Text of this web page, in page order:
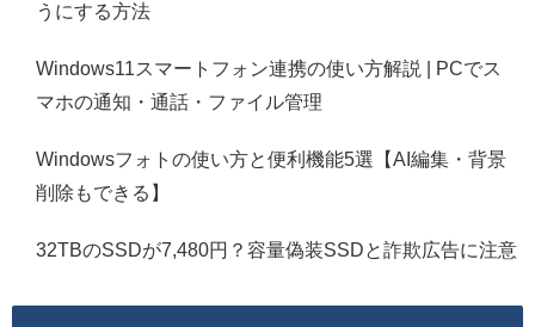
うにする方法
Windows11スマートフォン連携の使い方解説 | PCでス
マホの通知・通話・ファイル管理
Windowsフォトの使い方と便利機能5選【AI編集・背景
削除もできる】
32TBのSSDが7,480円？容量偽装SSDと詐欺広告に注意